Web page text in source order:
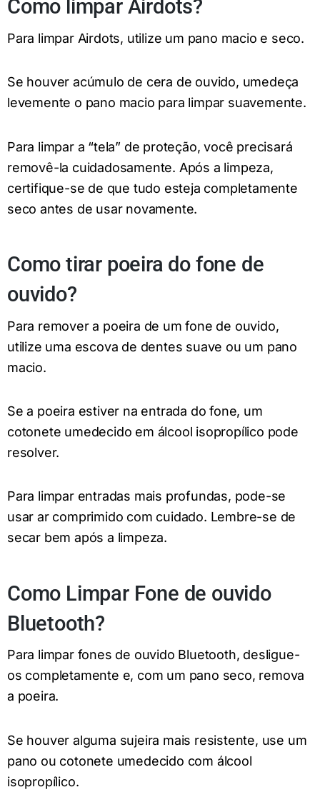
Como limpar Airdots?
Para limpar Airdots, utilize um pano macio e seco.
Se houver acúmulo de cera de ouvido, umedeça
levemente o pano macio para limpar suavemente.
Para limpar a “tela” de proteção, você precisará
removê-la cuidadosamente. Após a limpeza,
certifique-se de que tudo esteja completamente
seco antes de usar novamente.
Como tirar poeira do fone de
ouvido?
Para remover a poeira de um fone de ouvido,
utilize uma escova de dentes suave ou um pano
macio.
Se a poeira estiver na entrada do fone, um
cotonete umedecido em álcool isopropílico pode
resolver.
Para limpar entradas mais profundas, pode-se
usar ar comprimido com cuidado. Lembre-se de
secar bem após a limpeza.
Como Limpar Fone de ouvido
Bluetooth?
Para limpar fones de ouvido Bluetooth, desligue-
os completamente e, com um pano seco, remova
a poeira.
Se houver alguma sujeira mais resistente, use um
pano ou cotonete umedecido com álcool
isopropílico.